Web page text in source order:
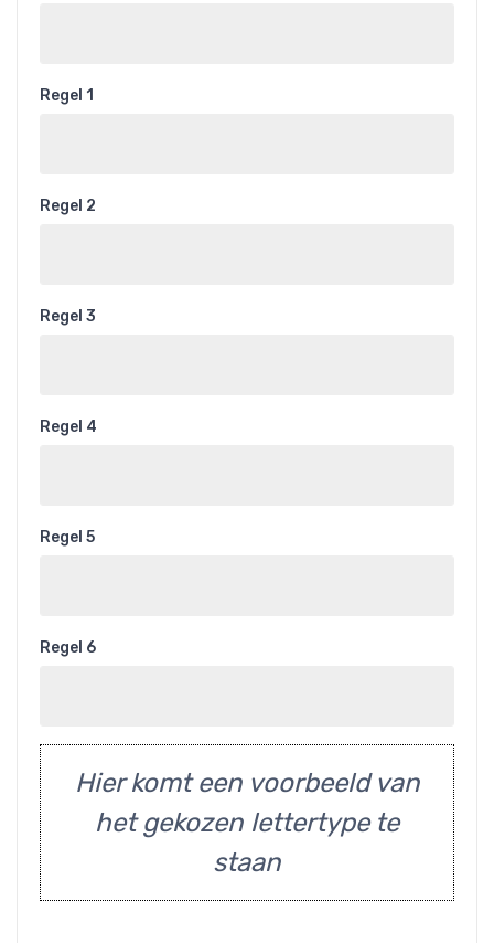
Regel 1
Regel 2
Regel 3
Regel 4
Regel 5
Regel 6
Hier komt een voorbeeld van
het gekozen lettertype te
staan